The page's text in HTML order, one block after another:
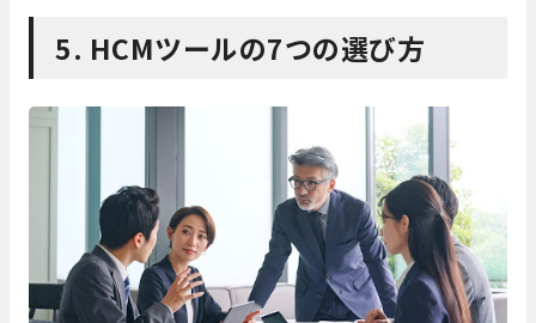
5. HCMツールの7つの選び方